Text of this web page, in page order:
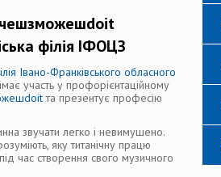
філія ІФОЦЗ
Івано-Франківського обласного
участь у профорієнтаційному
та презентує професію
звучати легко і невимушено.
яку титанічну працю
час створення свого музичного